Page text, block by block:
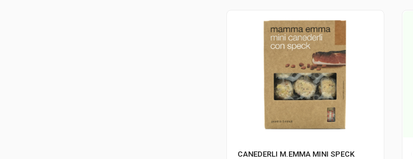
CANEDERLI M.EMMA MINI SPECK